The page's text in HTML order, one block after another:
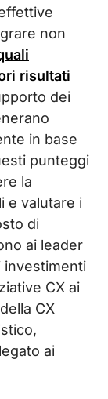
non
risultati
dei
in base
punteggi
la
e valutare i
di
ai leader
investimenti
CX ai
CX
ai